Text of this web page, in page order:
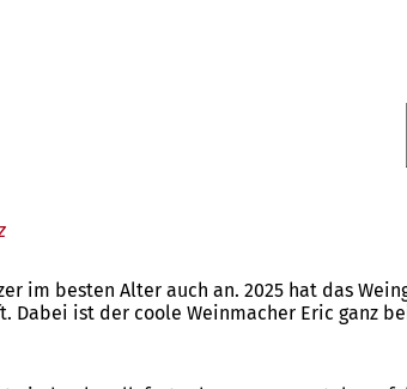
im besten Alter auch an. 2025 hat das
ist der coole Weinmacher Eric ganz